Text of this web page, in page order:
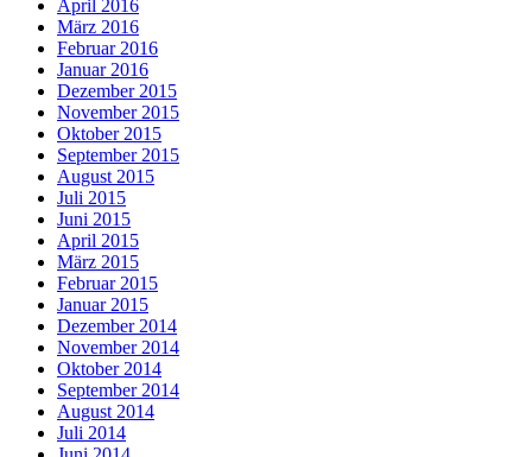
April 2016
März 2016
Februar 2016
Januar 2016
Dezember 2015
November 2015
Oktober 2015
September 2015
August 2015
Juli 2015
Juni 2015
April 2015
März 2015
Februar 2015
Januar 2015
Dezember 2014
November 2014
Oktober 2014
September 2014
August 2014
Juli 2014